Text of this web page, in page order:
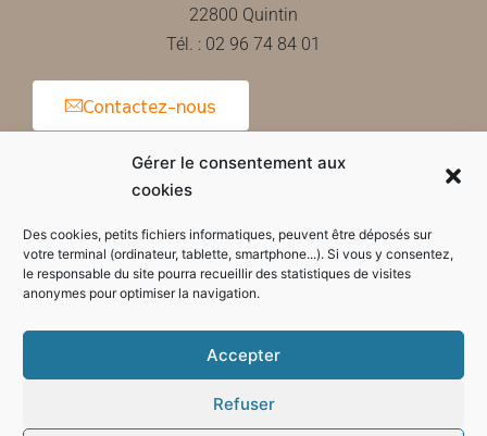
Gérer le consentement aux
cookies
Des cookies, petits fichiers informatiques, peuvent être déposés sur
votre terminal (ordinateur, tablette, smartphone...). Si vous y consentez,
le responsable du site pourra recueillir des statistiques de visites
anonymes pour optimiser la navigation.
Accepter
Refuser
22800 Quintin
Tél. : 02 96 74 84 01
Contactez-nous
Horaires d'ouverture de la mairie